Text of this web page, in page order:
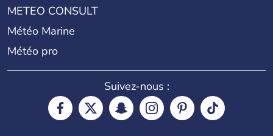
METEO CONSULT
Météo Marine
Météo pro
Suivez-nous :